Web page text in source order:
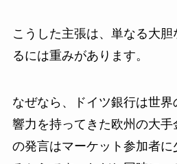
こうした主張は、単なる大
るには重みがあります。
なぜなら、ドイツ銀行は世
響力を持ってきた欧州の大
の発言はマーケット参加者